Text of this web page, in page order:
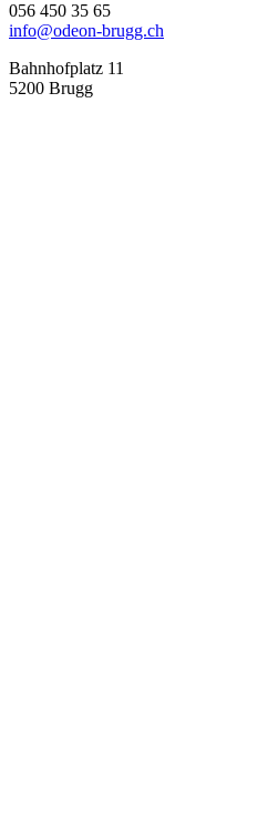
056 450 35 65
info@odeon-brugg.ch
Bahnhofplatz 11
5200 Brugg